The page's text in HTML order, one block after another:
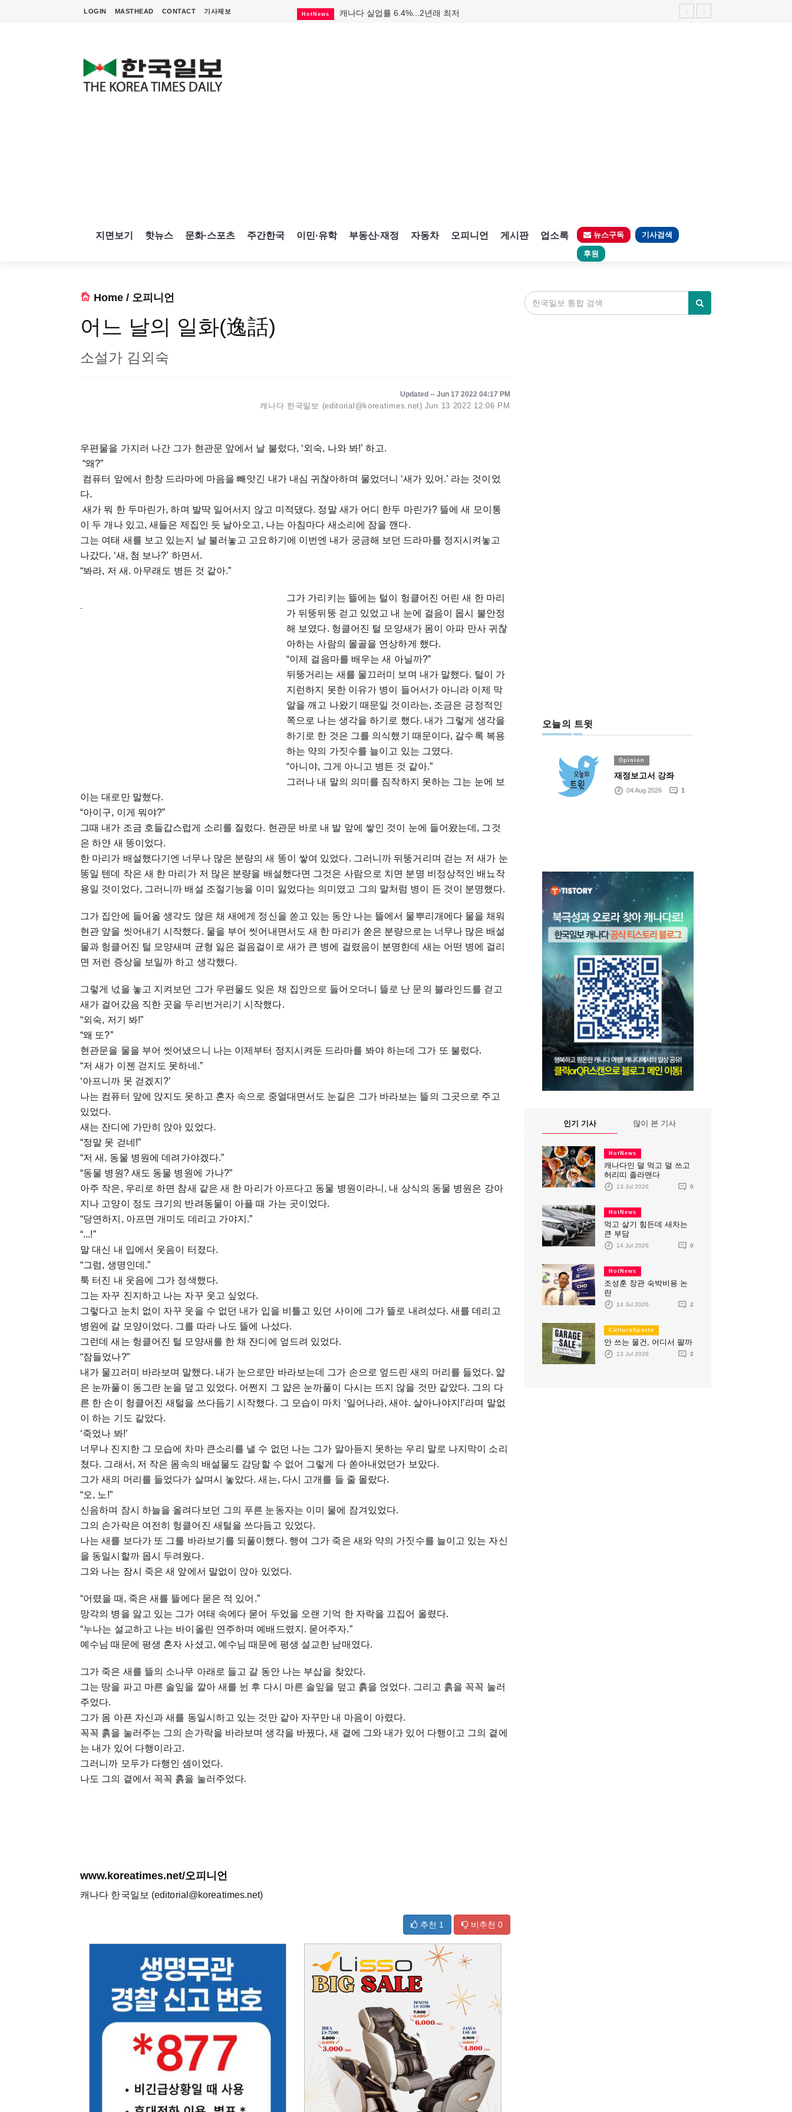
LOGIN MASTHEAD CONTACT 기사제보 HotNews 캐나다 실업률 6.4%...2년래 최저
지면보기 핫뉴스 문화·스포츠 주간한국 이민·유학 부동산·재정 자동차 오피니언 게시판 업소록 뉴스구독 기사검색
후원
Home / 오피니언
어느 날의 일화(逸話)
소설가 김외숙
Updated -- Jun 17 2022 04:17 PM
캐나다 한국일보 (editorial@koreatimes.net) Jun 13 2022 12:06 PM
우편물을 가지러 나간 그가 현관문 앞에서 날 불렀다, ‘외숙, 나와 봐!’ 하고.
“왜?”
컴퓨터 앞에서 한창 드라마에 마음을 빼앗긴 내가 내심 귀찮아하며 물었더니 ‘새가 있어.’ 라는 것이었
다.
새가 뭐 한 두마린가, 하며 발딱 일어서지 않고 미적댔다. 정말 새가 어디 한두 마린가? 뜰에 새 모이통
이 두 개나 있고, 새들은 제집인 듯 날아오고, 나는 아침마다 새소리에 잠을 깬다.
그는 여태 새를 보고 있는지 날 불러놓고 고요하기에 이번엔 내가 궁금해 보던 드라마를 정지시켜놓고
나갔다, ‘새, 첨 보나?’ 하면서.
“봐라, 저 새. 아무래도 병든 것 같아.”
그가 가리키는 뜰에는 털이 헝클어진 어린 새 한 마리
가 뒤뚱뒤뚱 걷고 있었고 내 눈에 걸음이 몹시 불안정
해 보였다. 헝클어진 털 모양새가 몸이 아파 만사 귀찮
아하는 사람의 몰골을 연상하게 했다.
“이제 걸음마를 배우는 새 아닐까?”
뒤뚱거리는 새를 물끄러미 보며 내가 말했다. 털이 가
지런하지 못한 이유가 병이 들어서가 아니라 이제 막
알을 깨고 나왔기 때문일 것이라는, 조금은 긍정적인
쪽으로 나는 생각을 하기로 했다. 내가 그렇게 생각을
하기로 한 것은 그를 의식했기 때문이다, 갈수록 복용
하는 약의 가짓수를 늘이고 있는 그였다.
“아니야, 그게 아니고 병든 것 같아.”
그러나 내 말의 의미를 짐작하지 못하는 그는 눈에 보
이는 대로만 말했다.
“아이구, 이게 뭐야?”
그때 내가 조금 호들갑스럽게 소리를 질렀다. 현관문 바로 내 발 앞에 쌓인 것이 눈에 들어왔는데, 그것
은 하얀 새 똥이었다.
한 마리가 배설했다기엔 너무나 많은 분량의 새 똥이 쌓여 있었다. 그러니까 뒤뚱거리며 걷는 저 새가 눈
똥일 텐데 작은 새 한 마리가 저 많은 분량을 배설했다면 그것은 사람으로 치면 분명 비정상적인 배뇨작
용일 것이었다, 그러니까 배설 조절기능을 이미 잃었다는 의미였고 그의 말처럼 병이 든 것이 분명했다.
그가 집안에 들어올 생각도 않은 채 새에게 정신을 쏟고 있는 동안 나는 뜰에서 물뿌리개에다 물을 채워
현관 앞을 씻어내기 시작했다. 물을 부어 씻어내면서도 새 한 마리가 쏟은 분량으로는 너무나 많은 배설
물과 헝클어진 털 모양새며 균형 잃은 걸음걸이로 새가 큰 병에 걸렸음이 분명한데 새는 어떤 병에 걸리
면 저런 증상을 보일까 하고 생각했다.
그렇게 넋을 놓고 지켜보던 그가 우편물도 잊은 채 집안으로 들어오더니 뜰로 난 문의 블라인드를 걷고
새가 걸어갔음 직한 곳을 두리번거리기 시작했다.
“외숙, 저기 봐!”
“왜 또?”
현관문을 물을 부어 씻어냈으니 나는 이제부터 정지시켜둔 드라마를 봐야 하는데 그가 또 불렀다.
“저 새가 이젠 걷지도 못하네.”
‘아프니까 못 걷겠지?’
나는 컴퓨터 앞에 앉지도 못하고 혼자 속으로 중얼대면서도 눈길은 그가 바라보는 뜰의 그곳으로 주고
있었다.
새는 잔디에 가만히 앉아 있었다.
“정말 못 걷네!”
“저 새, 동물 병원에 데려가야겠다.”
“동물 병원? 새도 동물 병원에 가나?”
아주 작은, 우리로 하면 참새 같은 새 한 마리가 아프다고 동물 병원이라니, 내 상식의 동물 병원은 강아
지나 고양이 정도 크기의 반려동물이 아플 때 가는 곳이었다.
“당연하지, 아프면 개미도 데리고 가야지.”
“...!”
말 대신 내 입에서 웃음이 터졌다.
“그럼, 생명인데.”
툭 터진 내 웃음에 그가 정색했다.
그는 자꾸 진지하고 나는 자꾸 웃고 싶었다.
그렇다고 눈치 없이 자꾸 웃을 수 없던 내가 입을 비틀고 있던 사이에 그가 뜰로 내려섰다. 새를 데리고
병원에 갈 모양이었다. 그를 따라 나도 뜰에 나섰다.
그런데 새는 헝클어진 털 모양새를 한 채 잔디에 엎드려 있었다.
“잠들었나?”
내가 물끄러미 바라보며 말했다. 내가 눈으로만 바라보는데 그가 손으로 엎드린 새의 머리를 들었다. 얇
은 눈까풀이 동그란 눈을 덮고 있었다. 어쩐지 그 얇은 눈까풀이 다시는 뜨지 않을 것만 같았다. 그의 다
른 한 손이 헝클어진 새털을 쓰다듬기 시작했다. 그 모습이 마치 ‘일어나라, 새야. 살아나야지!’라며 말없
이 하는 기도 같았다.
‘죽었나 봐!’
너무나 진지한 그 모습에 차마 큰소리를 낼 수 없던 나는 그가 알아듣지 못하는 우리 말로 나지막이 소리
쳤다. 그래서, 저 작은 몸속의 배설물도 감당할 수 없어 그렇게 다 쏟아내었던가 보았다.
그가 새의 머리를 들었다가 살며시 놓았다. 새는, 다시 고개를 들 줄 몰랐다.
“오, 노!”
신음하며 잠시 하늘을 올려다보던 그의 푸른 눈동자는 이미 물에 잠겨있었다.
그의 손가락은 여전히 헝클어진 새털을 쓰다듬고 있었다.
나는 새를 보다가 또 그를 바라보기를 되풀이했다. 행여 그가 죽은 새와 약의 가짓수를 늘이고 있는 자신
을 동일시할까 몹시 두려웠다.
그와 나는 잠시 죽은 새 앞에서 말없이 앉아 있었다.
“어렸을 때, 죽은 새를 뜰에다 묻은 적 있어.”
망각의 병을 앓고 있는 그가 여태 속에다 묻어 두었을 오랜 기억 한 자락을 끄집어 올렸다.
“누나는 설교하고 나는 바이올린 연주하며 예배드렸지. 묻어주자.”
예수님 때문에 평생 혼자 사셨고, 예수님 때문에 평생 설교한 남매였다.
그가 죽은 새를 뜰의 소나무 아래로 들고 갈 동안 나는 부삽을 찾았다.
그는 땅을 파고 마른 솔잎을 깔아 새를 뉜 후 다시 마른 솔잎을 덮고 흙을 얹었다. 그리고 흙을 꼭꼭 눌러
주었다.
그가 몸 아픈 자신과 새를 동일시하고 있는 것만 같아 자꾸만 내 마음이 아렸다.
꼭꼭 흙을 눌러주는 그의 손가락을 바라보며 생각을 바꿨다, 새 곁에 그와 내가 있어 다행이고 그의 곁에
는 내가 있어 다행이라고.
그러니까 모두가 다행인 셈이었다.
나도 그의 곁에서 꼭꼭 흙을 눌러주었다.
www.koreatimes.net/오피니언
캐나다 한국일보 (editorial@koreatimes.net)
추천 1 비추천 0
오늘의 트윗
Opinion
재정보고서 강좌
04 Aug 2026 1
인기 기사 많이 본 기사
HotNews
캐나다인 덜 먹고 덜 쓰고
허리띠 졸라맨다
13 Jul 2026 0
HotNews
먹고 살기 힘든데 새차는
큰 부담
14 Jul 2026 0
HotNews
조성훈 장관 숙박비용 논
란
14 Jul 2026 2
CultureSports
안 쓰는 물건, 어디서 팔까
13 Jul 2026 2